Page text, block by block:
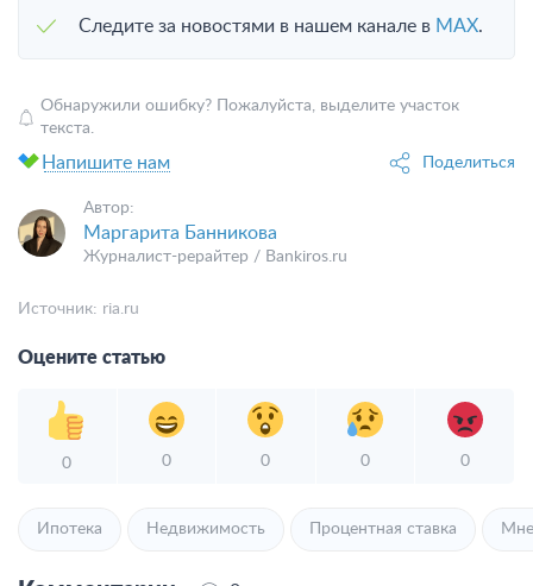
Следите за новостями в нашем канале в MAX.
Обнаружили ошибку? Пожалуйста, выделите участок
текста.
Напишите нам Поделиться
Автор:
Маргарита Банникова
Журналист-рерайтер / Bankiros.ru
Источник: ria.ru
Оцените статью
0 0 0 0 0
Ипотека Недвижимость Процентная ставка